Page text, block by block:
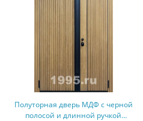
Полуторная дверь МДФ с черной
полосой и длинной ручкой